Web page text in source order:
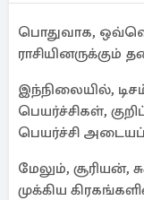
பொதுவாக,
இந்நிலையில்,
பெயர்ச்சிகள்,
பெயர்ச்சி
மேலும், சூரியன்,
முக்கிய